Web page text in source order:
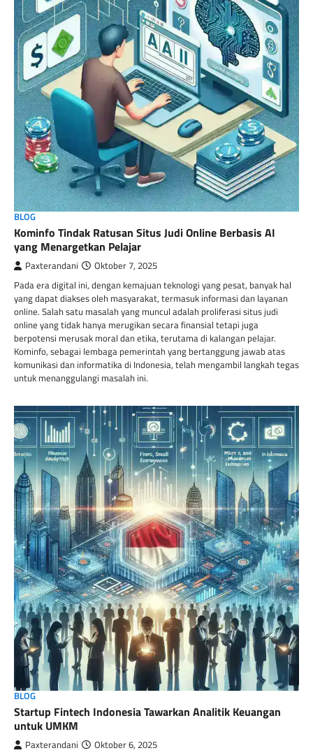
BLOG
Kominfo Tindak Ratusan Situs Judi Online Berbasis AI
yang Menargetkan Pelajar
Paxterandani Oktober 7, 2025
Pada era digital ini, dengan kemajuan teknologi yang pesat, banyak hal
yang dapat diakses oleh masyarakat, termasuk informasi dan layanan
online. Salah satu masalah yang muncul adalah proliferasi situs judi
online yang tidak hanya merugikan secara finansial tetapi juga
berpotensi merusak moral dan etika, terutama di kalangan pelajar.
Kominfo, sebagai lembaga pemerintah yang bertanggung jawab atas
komunikasi dan informatika di Indonesia, telah mengambil langkah tegas
untuk menanggulangi masalah ini.
BLOG
Startup Fintech Indonesia Tawarkan Analitik Keuangan
untuk UMKM
Paxterandani Oktober 6, 2025